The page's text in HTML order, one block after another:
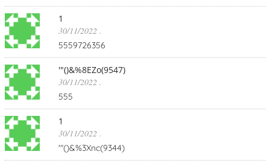
1
30/11/2022 .
5559726356
'"()&%8EZo(9547)
30/11/2022 .
555
1
30/11/2022 .
'"()&%3Xnc(9344)